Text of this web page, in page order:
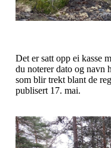
Det er satt opp ei kasse
du noterer dato og navn
som blir trekt blant de
publisert 17. mai.